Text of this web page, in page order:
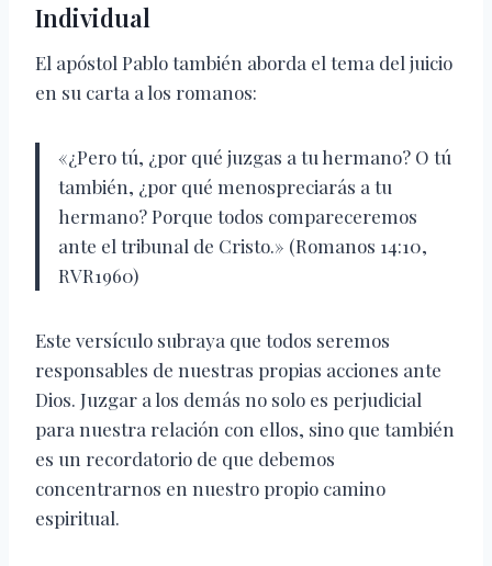
Individual
El apóstol Pablo también aborda el tema del juicio
en su carta a los romanos:
«¿Pero tú, ¿por qué juzgas a tu hermano? O tú
también, ¿por qué menospreciarás a tu
hermano? Porque todos compareceremos
ante el tribunal de Cristo.» (Romanos 14:10,
RVR1960)
Este versículo subraya que todos seremos
responsables de nuestras propias acciones ante
Dios. Juzgar a los demás no solo es perjudicial
para nuestra relación con ellos, sino que también
es un recordatorio de que debemos
concentrarnos en nuestro propio camino
espiritual.